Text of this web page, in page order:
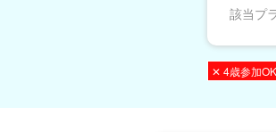
該当プ
✕ 4歳参加OK